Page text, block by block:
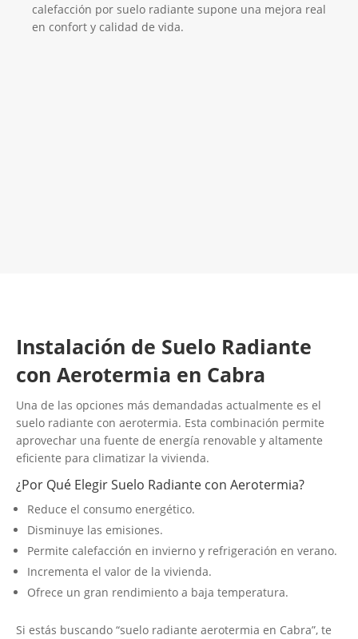
calefacción por suelo radiante supone una mejora real
en confort y calidad de vida.
Instalación de Suelo Radiante
con Aerotermia en Cabra
Una de las opciones más demandadas actualmente es el
suelo radiante con aerotermia. Esta combinación permite
aprovechar una fuente de energía renovable y altamente
eficiente para climatizar la vivienda.
¿Por Qué Elegir Suelo Radiante con Aerotermia?
Reduce el consumo energético.
Disminuye las emisiones.
Permite calefacción en invierno y refrigeración en verano.
Incrementa el valor de la vivienda.
Ofrece un gran rendimiento a baja temperatura.
Si estás buscando “suelo radiante aerotermia en Cabra”, te